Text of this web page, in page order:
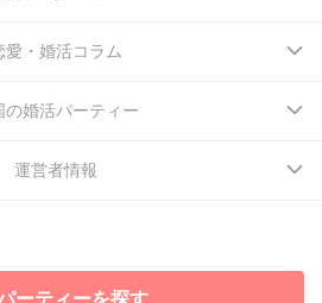
ーティーを探す
愛・婚活コラム
の婚活パーティー
運営者情報